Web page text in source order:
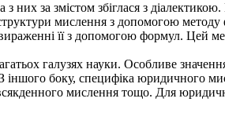
них за змістом збіглася з
мислення з допомогою методу
її з допомогою формул. Цей
галузях науки. Особливе
боку, специфіка юридичного
мислення тощо. Для